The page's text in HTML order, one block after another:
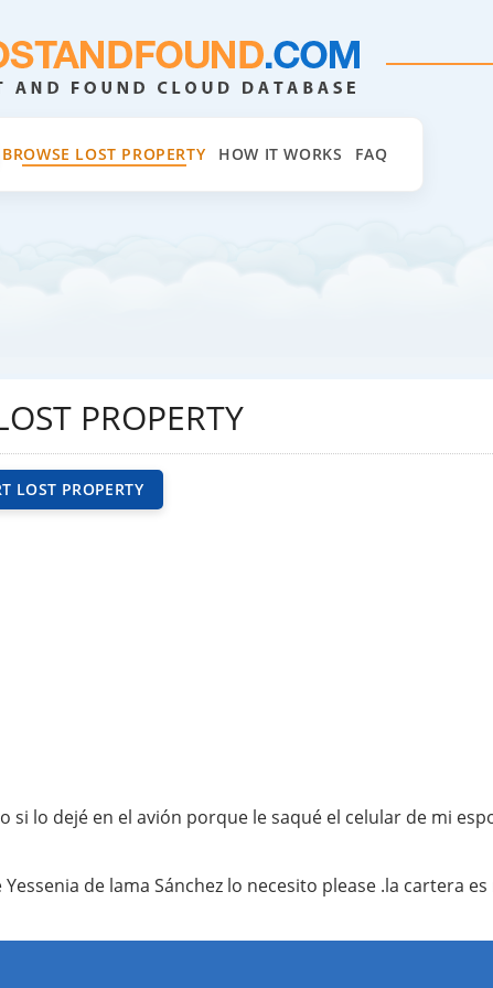
BROWSE LOST PROPERTY HOW IT WORKS FAQ
PROPERTY
LOST PROPERTY
lo dejé en el avión porque le saqué el celular de mi
de lama Sánchez lo necesito please .la cartera